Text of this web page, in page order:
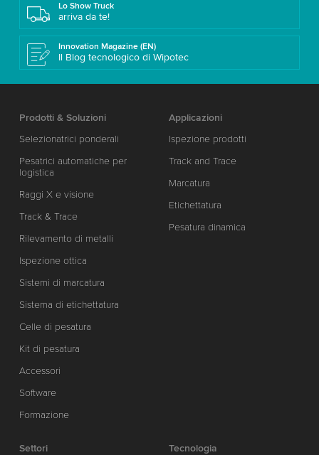
Lo Show Truck
arriva da te!
Innovation Magazine (EN)
Il Blog tecnologico di Wipotec
Prodotti & Soluzioni
Selezionatrici ponderali
Pesatrici automatiche per
logistica
Raggi X e visione
Track & Trace
Rilevamento di metalli
Ispezione ottica
Sistemi di marcatura
Sistema di etichettatura
Celle di pesatura
Kit di pesatura
Accessori
Software
Formazione
Applicazioni
Ispezione prodotti
Track and Trace
Marcatura
Etichettatura
Pesatura dinamica
Settori
Tecnologia